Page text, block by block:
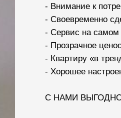
- Внимание к
- Своевременно
- Сервис на самом
- Прозрачное
- Квартиру «в
- Хорошее
С НАМИ